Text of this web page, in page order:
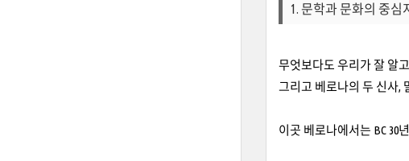
1. 문학과 문화의 중심
무엇보다도 우리가 잘 알
그리고 베로나의 두 신사,
이곳 베로나에서는 BC 30